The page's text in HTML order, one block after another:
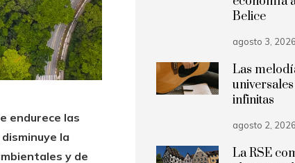
endurece las
la
y de
Belice
agosto 3, 2026
Las
infinitas
agosto 2, 2026
La RSE